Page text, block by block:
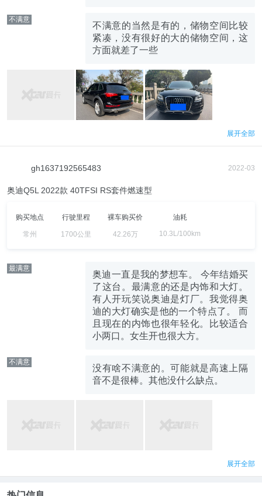
不满意
不满意的当然是有的，储物空间比较
紧凑，没有很好的大的储物空间，这
方面就差了一些
展开全部
gh1637192565483 2022-03
奥迪Q5L 2022款 40TFSI RS套件燃速型
购买地点
常州
行驶里程
1700公里
裸车购买价
42.26万
油耗
10.3L/100km
最满意
奥迪一直是我的梦想车。 今年结婚买
了这台。最满意的还是内饰和大灯。
有人开玩笑说奥迪是灯厂。我觉得奥
迪的大灯确实是他的一个特点了。 而
且现在的内饰也很年轻化。比较适合
小两口。女生开也很大方。
不满意
没有啥不满意的。可能就是高速上隔
音不是很棒。其他没什么缺点。
展开全部